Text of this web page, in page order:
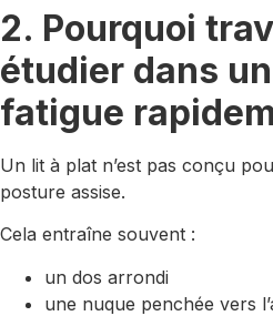
2. Pourquoi
étudier dans
fatigue
Un lit à plat n’est pas conçu
posture assise.
Cela entraîne souvent :
un dos arrondi
une nuque penchée vers